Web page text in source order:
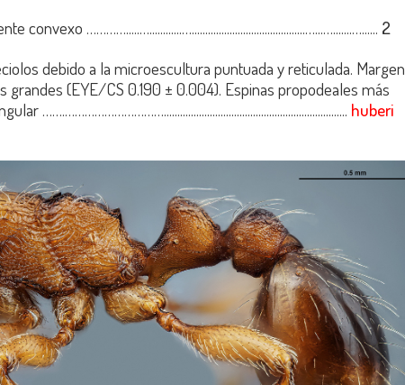
………….....…............…..........................................…...….......…...... 2
debido a la microescultura puntuada y reticulada. Margen
(EYE/CS 0.190 ± 0.004). Espinas propodeales más
huberi